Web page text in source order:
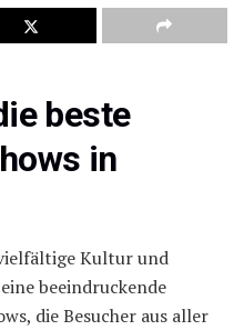
beste
in
Kultur und
beeindruckende
die Besucher aus aller